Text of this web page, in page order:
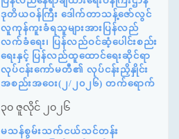
ဒုတိယဝန်ကြီး ဒေါက်တာသန့်ဇော်လွင်
လူကုန်ကူးခံရသူများအားပြန်လည်
လက်ခံရေး၊ ပြန်လည်ဝင်ဆံ့ပေါင်းစည်း
ရေးနှင့် ပြန်လည်ထူထောင်ရေးဆိုင်ရာ
လုပ်ငန်းကော်မတီ၏ လုပ်ငန်းညှိနှိုင်း
အစည်းအဝေး(၂/၂၀၂၆) တက်ရောက်
၃၀ ဇူလိုင် ၂၀၂၆
မသန်စွမ်းသက်ငယ်သင်တန်း